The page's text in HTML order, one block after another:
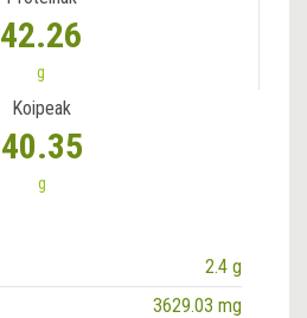
42.26
g
Koipeak
40.35
g
2.4 g
3629.03 mg